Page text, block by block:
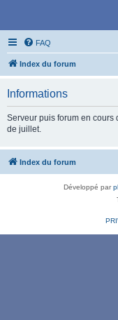
FAQ
Index du forum
Informations
Serveur puis forum en
de juillet.
Index du forum
Développé par